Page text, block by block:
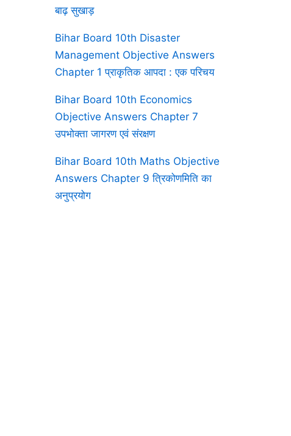
बाढ़ सुखाड़
Bihar Board 10th Disaster
Management Objective Answers
Chapter 1 प्राकृतिक आपदा : एक परिचय
Bihar Board 10th Economics
Objective Answers Chapter 7
उपभोक्ता जागरण एवं संरक्षण
Bihar Board 10th Maths Objective
Answers Chapter 9 त्रिकोणमिति का
अनुप्रयोग